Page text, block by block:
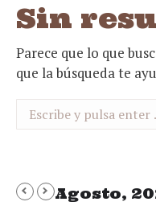
Sin
Parece que lo que
que la búsqueda te
Buscar:
Agosto,